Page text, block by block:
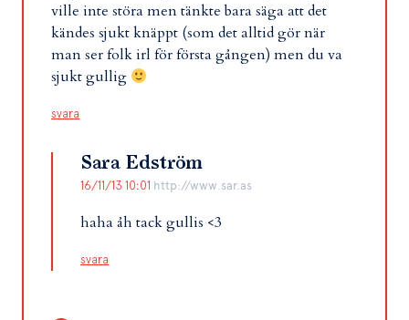
ville inte störa men tänkte bara säga att det
kändes sjukt knäppt (som det alltid gör när
man ser folk irl för första gången) men du va
sjukt gullig
svara
Sara Edström
16/11/13 10:01 http://www.sar.as
haha åh tack gullis <3
svara